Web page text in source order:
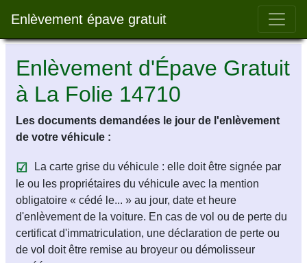
Enlèvement épave gratuit Bar
Enlèvement d'Épave Gratuit
à La Folie 14710
Les documents demandées le jour de l'enlèvement
de votre véhicule :
La carte grise du véhicule : elle doit être signée par
le ou les propriétaires du véhicule avec la mention
obligatoire « cédé le... » au jour, date et heure
d'enlèvement de la voiture. En cas de vol ou de perte du
certificat d'immatriculation, une déclaration de perte ou
de vol doit être remise au broyeur ou démolisseur